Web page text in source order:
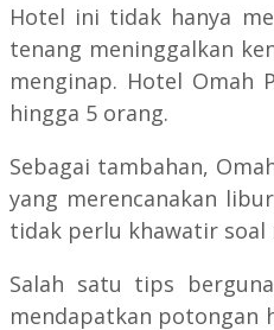
Hotel ini tidak hanya
tenang meninggalkan
menginap. Hotel Omah
hingga 5 orang.
Sebagai tambahan,
yang merencanakan
tidak perlu khawatir soal
Salah satu tips
mendapatkan potongan